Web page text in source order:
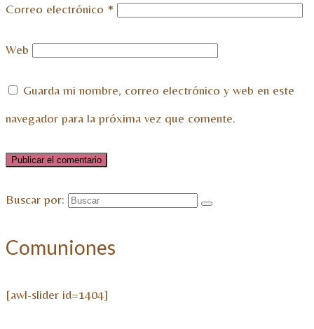
Correo electrónico *
Web
Guarda mi nombre, correo electrónico y web en este
navegador para la próxima vez que comente.
Buscar por:
Comuniones
[awl-slider id=1404]